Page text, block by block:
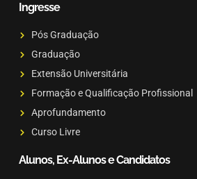
Ingresse
Pós Graduação
Graduação
Extensão Universitária
Formação e Qualificação Profissional
Aprofundamento
Curso Livre
Alunos, Ex-Alunos e Candidatos